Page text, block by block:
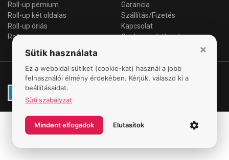
Roll-up pémium
Roll-up két oldalas
Roll-up óriás
Roll-up csere
Garancia
Szállítás/Fizetés
Kapcsolat
Cookie szabályzat
© 2026 All Rights Reserved. MOLINÓGYÁR
×
Sütik használata
Ez a weboldal sütiket (cookie-kat) használ a jobb
felhasználói élmény érdekében. Kérjük, válaszd ki a
beállításaidat.
Süti szabályzat
Mindent elfogadok Elutasítok